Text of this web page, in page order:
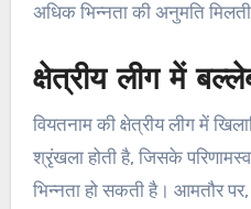
अधिक भिन्नता की अनुमति
क्षेत्रीय लीग में
वियतनाम की क्षेत्रीय लीग में
श्रृंखला होती है, जिसके
भिन्नता हो सकती है। आमतौर